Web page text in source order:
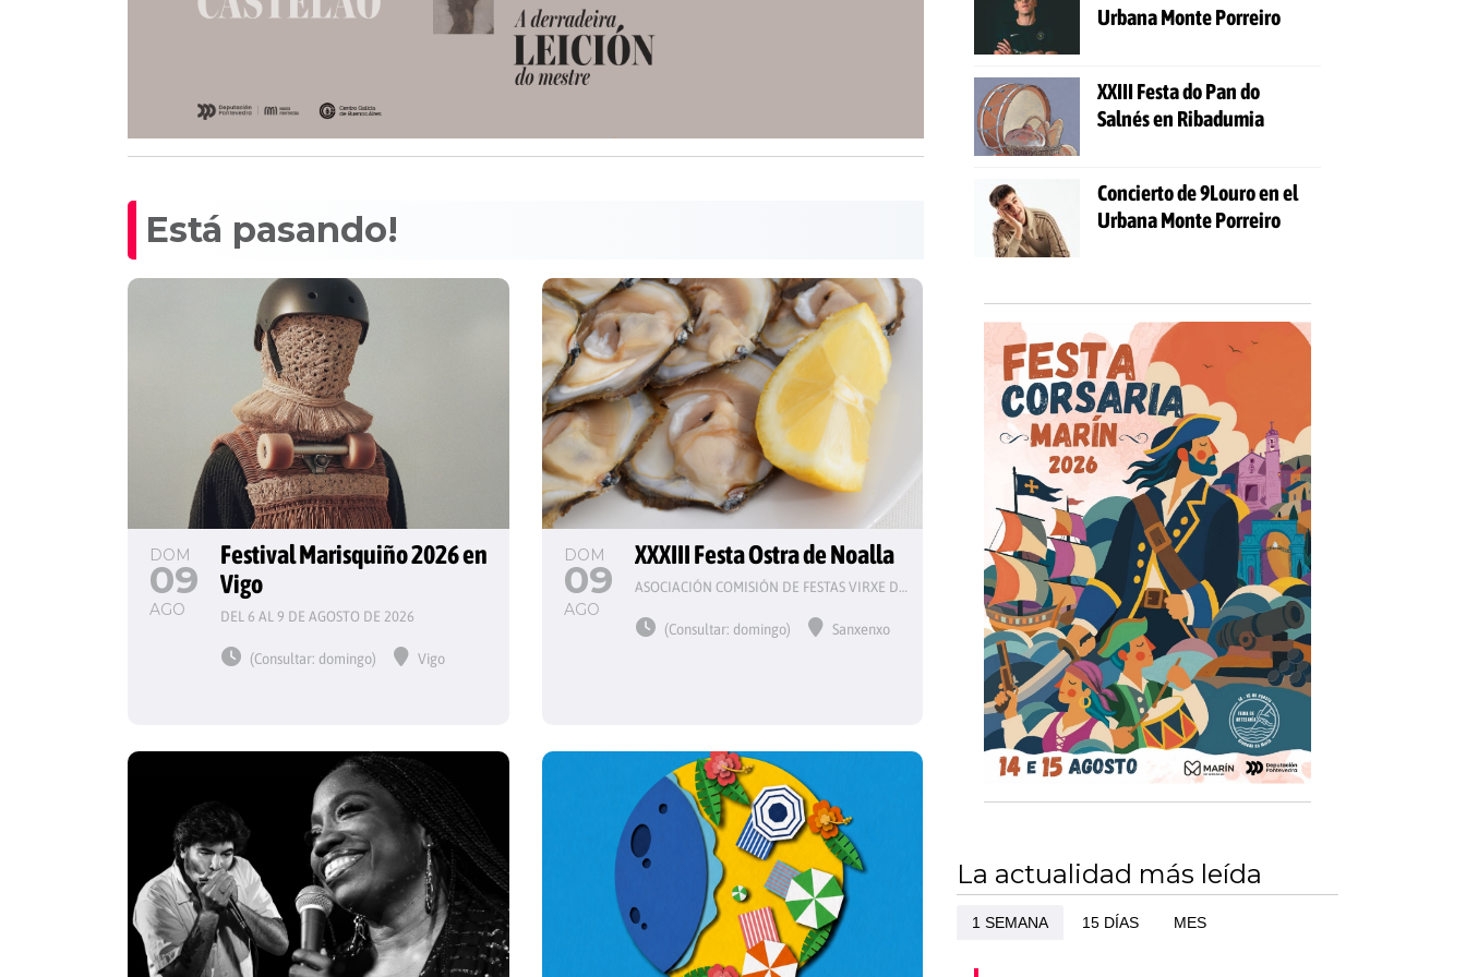
Está pasando!
DOM
09
AGO
Festival Marisquiño 2026 en
Vigo
DEL 6 AL 9 DE AGOSTO DE 2026
(Consultar: domingo) Vigo
DOM
09
AGO
XXXIII Festa Ostra de Noalla
ASOCIACIÓN COMISIÓN DE FESTAS VIRXE DO CARME
(Consultar: domingo) Sanxenxo
Urbana Monte Porreiro
XXIII Festa do Pan do
Salnés en Ribadumia
Concierto de 9Louro en el
Urbana Monte Porreiro
La actualidad más leída
1 SEMANA 15 DÍAS MES